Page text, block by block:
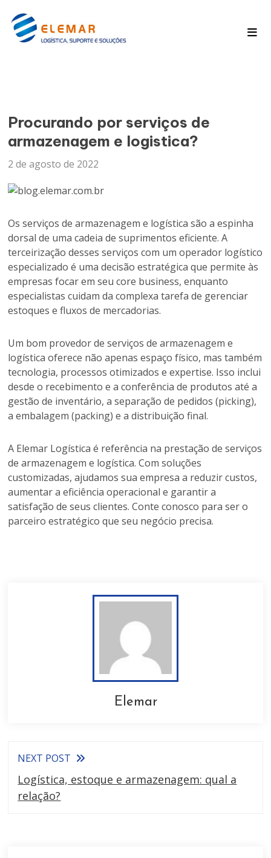
Procurando por serviços de
armazenagem e logistica?
2 de agosto de 2022
Os serviços de armazenagem e logística são a espinha
dorsal de uma cadeia de suprimentos eficiente. A
terceirização desses serviços com um operador logístico
especializado é uma decisão estratégica que permite às
empresas focar em seu core business, enquanto
especialistas cuidam da complexa tarefa de gerenciar
estoques e fluxos de mercadorias.
Um bom provedor de serviços de armazenagem e
logística oferece não apenas espaço físico, mas também
tecnologia, processos otimizados e expertise. Isso inclui
desde o recebimento e a conferência de produtos até a
gestão de inventário, a separação de pedidos (picking),
a embalagem (packing) e a distribuição final.
A Elemar Logística é referência na prestação de serviços
de armazenagem e logística. Com soluções
customizadas, ajudamos sua empresa a reduzir custos,
aumentar a eficiência operacional e garantir a
satisfação de seus clientes. Conte conosco para ser o
parceiro estratégico que seu negócio precisa.
Elemar
NEXT POST
Logística, estoque e armazenagem: qual a
relação?